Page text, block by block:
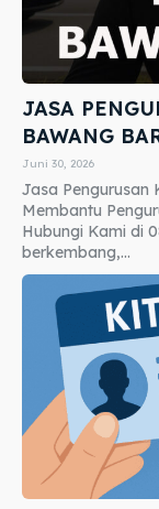
JASA
BAWANG
Juni 30, 2026
Jasa Pengurusan
Membantu
Hubungi Kami di
berkembang,...